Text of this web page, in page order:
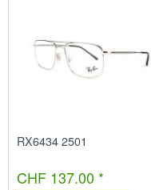
RX6434 2501
CHF 137.00 *